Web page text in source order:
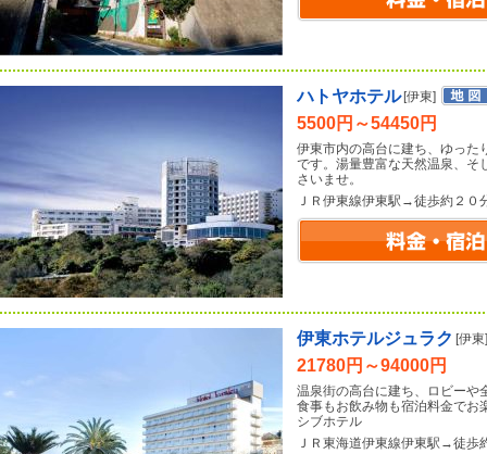
ハトヤホテル [伊東]
5500円～54450円
伊東市内の高台に建ち、ゆった
です。湯量豊富な天然温泉、そ
さいませ。
ＪＲ伊東線伊東駅→徒歩約２０
伊東ホテルジュラク [伊東]
21780円～94000円
温泉街の高台に建ち、ロビーや
食事もお飲み物も宿泊料金でお
シブホテル
ＪＲ東海道伊東線伊東駅→徒歩